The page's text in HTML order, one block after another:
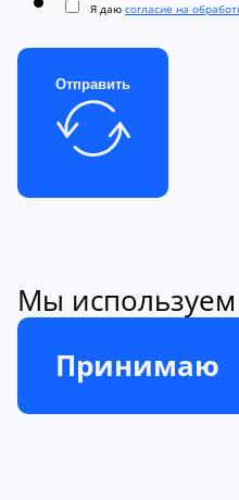
Я даю согласие на
Отправить
Мы
Принимаю